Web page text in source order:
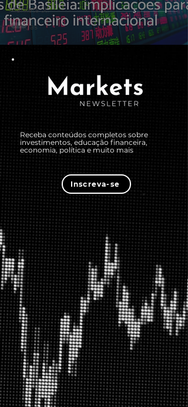
Markets St.
Notícias
Receba conteúdos completos sobre
investimentos, educação financeira,
economia, política e muito mais
Inscreva-se